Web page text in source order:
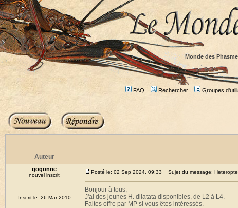
Monde des
FAQ Rechercher Groupes
Auteur
gogonne
nouvel inscrit
Inscrit le: 26 Mar 2010
Posté le: 02 Sep 2024, 09:33 Sujet du message:
Bonjour à tous,
J'ai des jeunes H. dilatata disponibles, de L2 à L4.
Faites offre par MP si vous êtes intéressés.